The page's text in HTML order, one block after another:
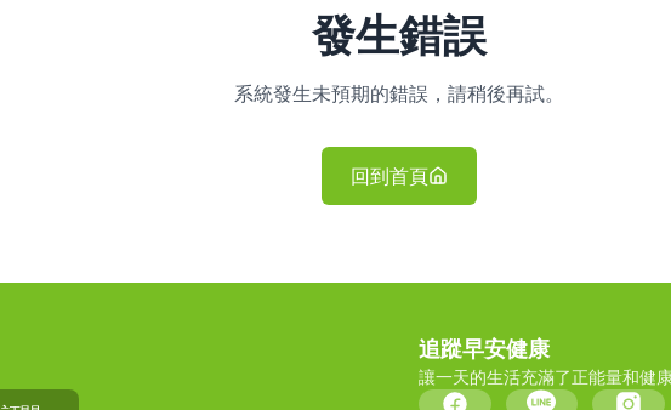
發生錯誤
系統發生未預期的錯誤，請稍後再試。
回到首頁
追蹤早安健康
讓一天的生活充滿了正能量和健